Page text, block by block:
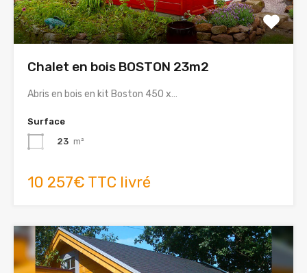
Chalet en bois BOSTON 23m2
Abris en bois en kit Boston 450 x…
Surface
23 m²
10 257€ TTC livré